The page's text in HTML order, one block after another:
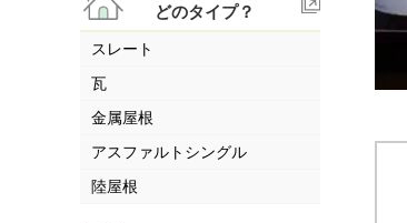
どのタイプ？
スレート
瓦
金属屋根
アスファルトシングル
陸屋根